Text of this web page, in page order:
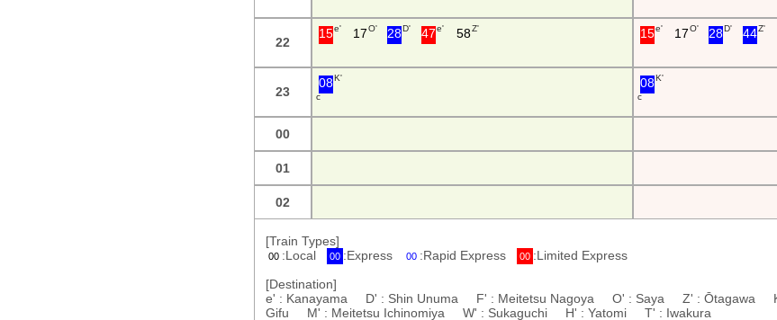
22
15e' 17O' 28D' 47 e' 58Z' 15e' 17O' 28D' 44Z'
23
08K'
c
08K'
c
00
01
02
[Train Types]
00 :Local 00 :Express 00 :Rapid Express 00 :Limited Express
[Destination]
e' : Kanayama D' : Shin Unuma F' : Meitetsu Nagoya O' : Saya Z' : Ōtagawa
Gifu M' : Meitetsu Ichinomiya W' : Sukaguchi H' : Yatomi T' : Iwakura